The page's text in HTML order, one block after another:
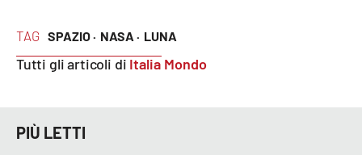
Catanzaro
TAG SPAZIO · NASA · LUNA
Tutti gli articoli di Italia Mondo
PIÙ LETTI